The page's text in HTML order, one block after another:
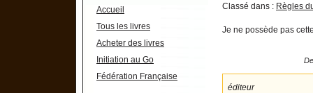
Accueil
Tous les livres
Acheter des livres
Initiation au Go
Fédération Française
Classé dans : Règles
Je ne possède pas
éditeur